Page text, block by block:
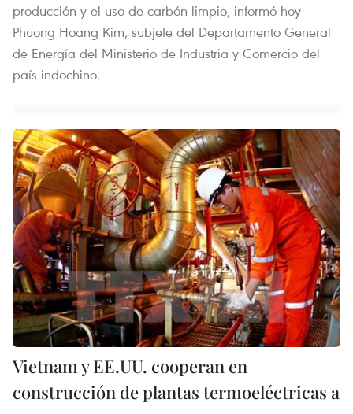
producción y el uso de carbón limpio, informó hoy
Phuong Hoang Kim, subjefe del Departamento General
de Energía del Ministerio de Industria y Comercio del
país indochino.
Vietnam y EE.UU. cooperan en
construcción de plantas termoeléctricas a